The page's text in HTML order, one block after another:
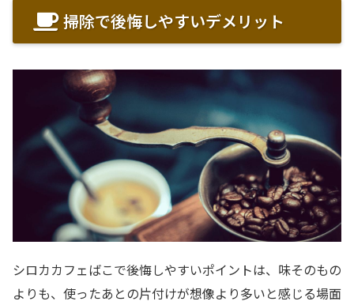
掃除で後悔しやすいデメリット
シロカカフェばこで後悔しやすいポイントは、味そのもの
よりも、使ったあとの片付けが想像より多いと感じる場面